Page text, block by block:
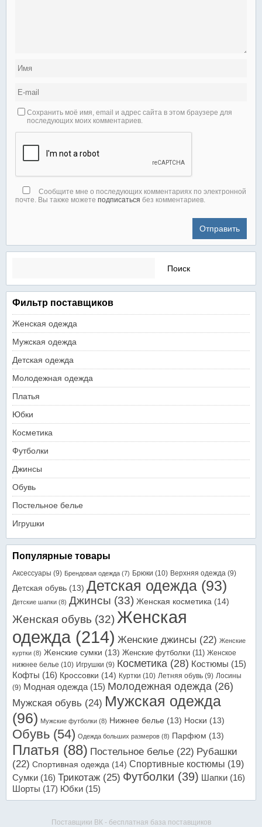
Сохранить моё имя, email и адрес сайта в этом браузере для
последующих моих комментариев.
Сообщите мне о последующих комментариях по электронной
почте. Вы также можете подписаться без комментариев.
Найти:
Фильтр поставщиков
Женская одежда
Мужская одежда
Детская одежда
Молодежная одежда
Платья
Юбки
Косметика
Футболки
Джинсы
Обувь
Постельное белье
Игрушки
Популярные товары
Аксессуары (9) Брендовая одежда (7) Брюки (10) Верхняя одежда (9)
Детская обувь (13) Детская одежда (93)
Детские шапки (8) Джинсы (33) Женская косметика (14)
Женская обувь (32) Женская
одежда (214) Женские джинсы (22) Женские
куртки (8) Женские сумки (13) Женские футболки (11) Женское
нижнее белье (10) Игрушки (9) Косметика (28) Костюмы (15)
Кофты (16) Кроссовки (14) Куртки (10) Летняя обувь (9) Лосины
(9) Модная одежда (15) Молодежная одежда (26)
Мужская обувь (24) Мужская одежда
(96) Мужские футболки (8) Нижнее белье (13) Носки (13)
Обувь (54) Одежда больших размеров (8) Парфюм (13)
Платья (88) Постельное белье (22) Рубашки
(22) Спортивная одежда (14) Спортивные костюмы (19)
Сумки (16) Трикотаж (25) Футболки (39) Шапки (16)
Шорты (17) Юбки (15)
Поставщики ВК - бесплатная база поставщиков